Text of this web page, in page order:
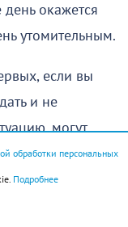
день окажется
утомительным.
если вы
и не
могут
которых
начале
прислушаетесь
обработки персональных
Подробнее